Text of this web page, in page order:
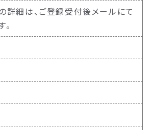
詳細は、ご登録受付後メールにて